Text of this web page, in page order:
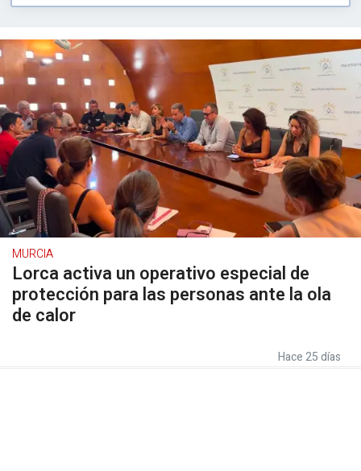
MURCIA
Lorca activa un operativo especial de
protección para las personas ante la ola
de calor
Hace 25 días